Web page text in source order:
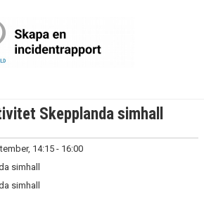
Skepplanda simhall
14:15 - 16:00
simhall
simhall